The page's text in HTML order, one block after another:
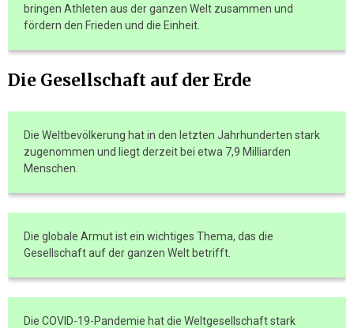
bringen Athleten aus der ganzen Welt zusammen und
fördern den Frieden und die Einheit.
Die Gesellschaft auf der Erde
Die Weltbevölkerung hat in den letzten Jahrhunderten stark
zugenommen und liegt derzeit bei etwa 7,9 Milliarden
Menschen.
Die globale Armut ist ein wichtiges Thema, das die
Gesellschaft auf der ganzen Welt betrifft.
Die COVID-19-Pandemie hat die Weltgesellschaft stark